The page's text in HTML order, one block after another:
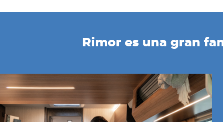
Rimor es una gran